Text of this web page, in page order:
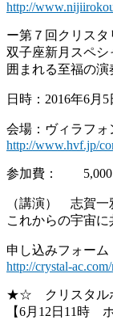
http://
ー第７回クリスタ
双子座新月スペ
囲まれる至福の演
日時：2016年6月
会場：ヴィラフ
http://www.hvf.jp/
参加費： 5,000
（講演） 志賀一
これからの宇宙に
申し込みフォーム
http://crystal-
★☆ クリスタル
【6月12日11時